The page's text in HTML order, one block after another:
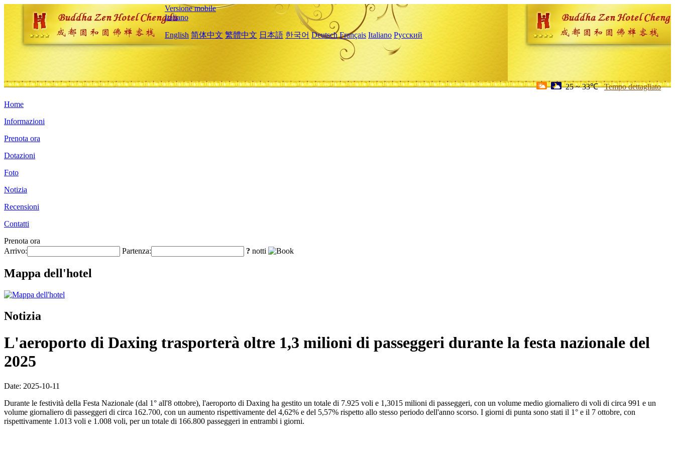
Versione mobile
Italiano
English 简体中文 繁體中文 日本語 한국어 Deutsch Français Italiano Русский
25 ~ 33℃ Tempo dettagliato
Home
Informazioni
Prenota ora
Dotazioni
Foto
Notizia
Recensioni
Contatti
Prenota ora
Arrivo:
Partenza: ? notti
Mappa dell'hotel
Notizia
L'aeroporto di Daxing trasporterà oltre 1,3 milioni di passeggeri durante la festa nazionale del
2025
Date: 2025-10-11
Durante le festività della Festa Nazionale (dal 1° all'8 ottobre), l'aeroporto di Daxing ha gestito un totale di 7.925 voli e 1,3015 milioni di passeggeri, con un volume medio giornaliero di voli di circa 991 e un
volume giornaliero di passeggeri di circa 162.700, con un aumento rispettivamente del 4,62% e del 5,57% rispetto allo stesso periodo dell'anno scorso. I giorni di punta sono stati il 1° e il 7 ottobre, con
rispettivamente 1.013 voli e 1.008 voli, per un totale di 166.800 passeggeri in entrambi i giorni.